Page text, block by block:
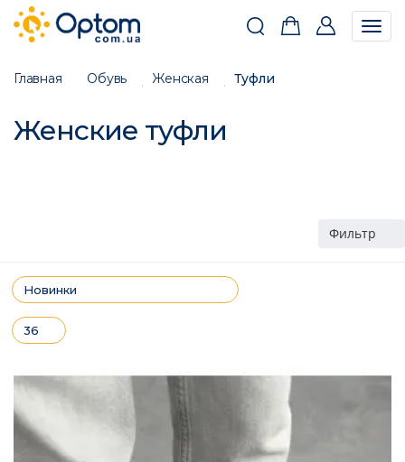
Главная
Обувь Женская Туфли
Женские туфли
Фильтр